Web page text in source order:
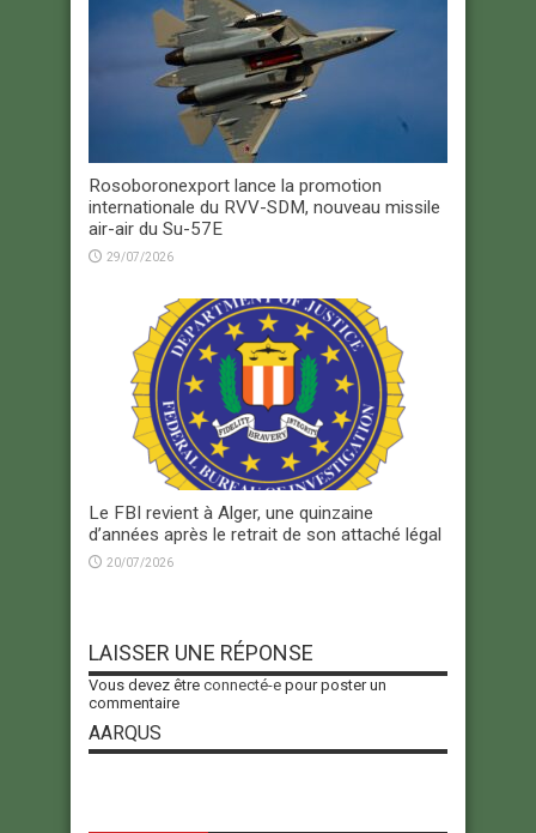
Rosoboronexport lance la promotion
internationale du RVV-SDM, nouveau missile
air-air du Su-57E
29/07/2026
Le FBI revient à Alger, une quinzaine
d’années après le retrait de son attaché légal
20/07/2026
LAISSER UNE RÉPONSE
Vous devez être connecté-e pour poster un
commentaire
AARQUS